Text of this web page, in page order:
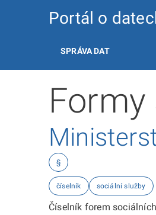
Portál o
SPRÁVA DAT
§
číselník sociální služby
Číselník forem